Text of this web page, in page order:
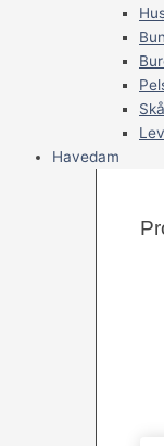
Havedam